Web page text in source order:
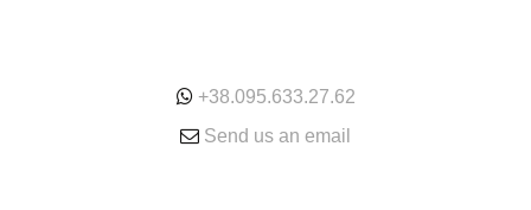
+38.095.633.27.62
Send us an email